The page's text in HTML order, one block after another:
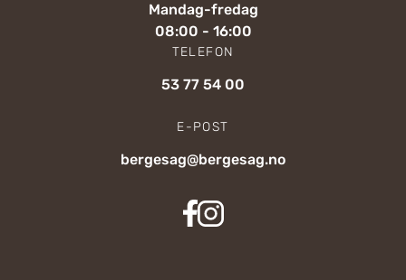
Mandag-fredag
08:00 - 16:00
TELEFON
53 77 54 00
E-POST
bergesag@bergesag.no
BergeSag Facebook
BergeSag Instagram